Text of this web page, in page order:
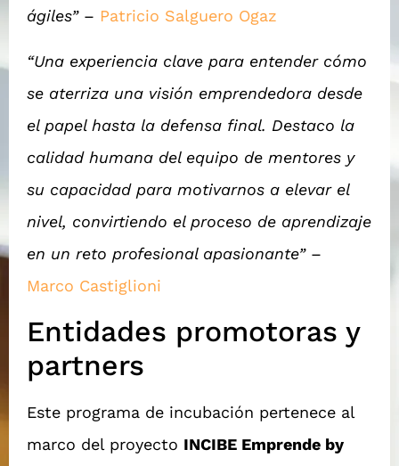
ágiles”– Patricio Salguero Ogaz
“Una experiencia clave para entender cómo
se aterriza una visión emprendedora desde
el papel hasta la defensa final. Destaco la
calidad humana del equipo de mentores y
su capacidad para motivarnos a elevar el
nivel, convirtiendo el proceso de aprendizaje
en un reto profesional apasionante”–
Marco Castiglioni
Entidades promotoras y
partners
Este programa de incubación pertenece al
marco del proyecto INCIBE Emprende by